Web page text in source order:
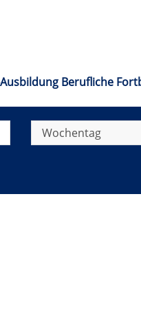
Berufliche
Wochentag